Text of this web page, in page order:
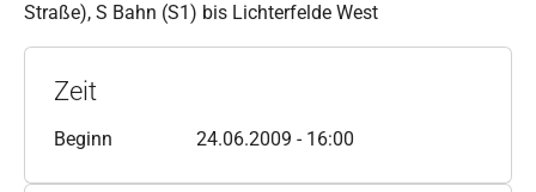
Straße), S Bahn (S1) bis Lichterfelde West
Zeit
Beginn 24.06.2009 - 16:00